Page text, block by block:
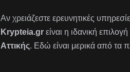
Αν χρειάζεστε ερευνητικές
Krypteia.grείναι η ιδανική
Αττικής. Εδώ είναι μερικά από τα